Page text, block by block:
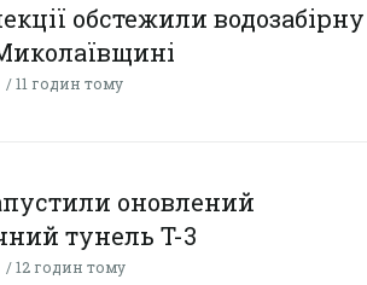
обстежили водозабірну
11 годин тому
оновлений
тунель T-3
12 годин тому